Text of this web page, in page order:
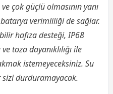
çok güçlü olmasının yanı
verimliliği de sağlar.
hafıza desteği, IP68
toza dayanıklılığı ile
istemeyeceksiniz. Su
sizi durduramayacak.